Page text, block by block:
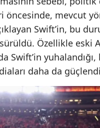
öncesinde, mevcut
Swift’in, bu
Özellikle eski
Swift’in
daha da